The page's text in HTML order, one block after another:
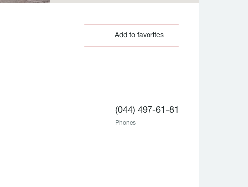
Add to favorites
(044) 497-61-81
Phones